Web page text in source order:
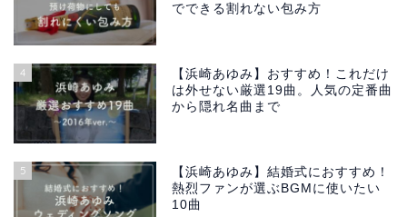
でできる割れない包み方
4
【浜崎あゆみ】おすすめ！これだけ
は外せない厳選19曲。人気の定番曲
から隠れ名曲まで
5
【浜崎あゆみ】結婚式におすすめ！
熱烈ファンが選ぶBGMに使いたい
10曲